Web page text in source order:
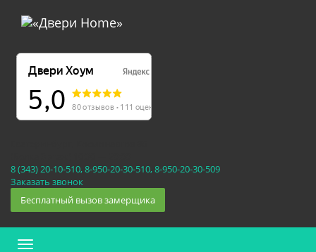
8 (343) 20-10-510, 8-950-20-30-510, 8-950-20-30-509
Заказать звонок
Бесплатный вызов замерщика
Меню